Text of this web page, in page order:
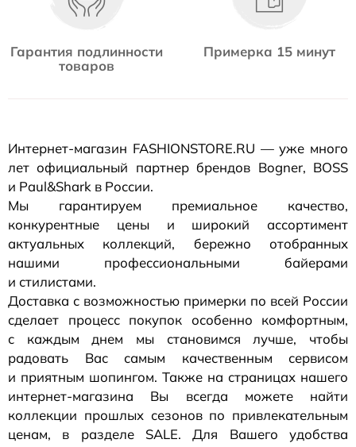
Гарантия подлинности
товаров
Примерка 15 минут
Интернет-магазин FASHIONSTORE.RU — уже много
лет официальный партнер брендов Bogner, BOSS
и Paul&Shark в России.
Мы гарантируем премиальное качество,
конкурентные цены и широкий ассортимент
актуальных коллекций, бережно отобранных
нашими профессиональными байерами
и стилистами.
Доставка с возможностью примерки по всей России
сделает процесс покупок особенно комфортным,
с каждым днем мы становимся лучше, чтобы
радовать Вас самым качественным сервисом
и приятным шопингом. Также на страницах нашего
интернет-магазина Вы всегда можете найти
коллекции прошлых сезонов по привлекательным
ценам, в разделе SALE. Для Вашего удобства